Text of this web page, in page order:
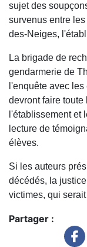
sujet des
survenus entre
des-Neiges,
La brigade de
gendarmerie de
l'enquête avec
devront faire
l'établissement et
lecture de
élèves.
Si les auteurs
décédés, la
victimes, qui
Partager :